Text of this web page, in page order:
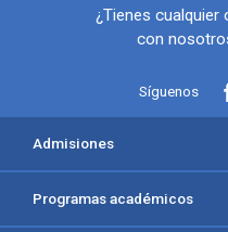
¿Tienes cualquier
con
Síguenos
Admisiones
Programas académicos